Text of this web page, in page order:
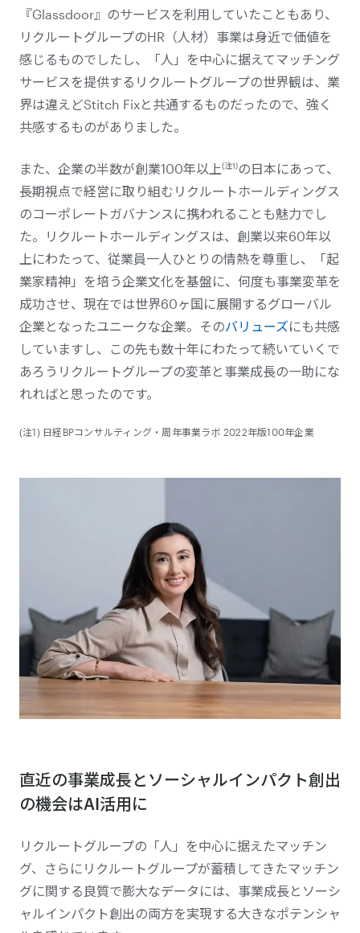
『Glassdoor』のサービスを利用していたこともあり、
リクルートグループのHR（人材）事業は身近で価値を
感じるものでしたし、「人」を中心に据えてマッチング
サービスを提供するリクルートグループの世界観は、業
界は違えどStitch Fixと共通するものだったので、強く
共感するものがありました。
また、企業の半数が創業100年以上(注1)の日本にあって、
長期視点で経営に取り組むリクルートホールディングス
のコーポレートガバナンスに携われることも魅力でし
た。リクルートホールディングスは、創業以来60年以
上にわたって、従業員一人ひとりの情熱を尊重し、「起
業家精神」を培う企業文化を基盤に、何度も事業変革を
成功させ、現在では世界60ヶ国に展開するグローバル
企業となったユニークな企業。そのバリューズにも共感
していますし、この先も数十年にわたって続いていくで
あろうリクルートグループの変革と事業成長の一助にな
れればと思ったのです。
(注1) 日経BPコンサルティング・周年事業ラボ 2022年版100年企業
直近の事業成長とソーシャルインパクト創出
の機会はAI活用に
リクルートグループの「人」を中心に据えたマッチン
グ、さらにリクルートグループが蓄積してきたマッチン
グに関する良質で膨大なデータには、事業成長とソーシ
ャルインパクト創出の両方を実現する大きなポテンシャ